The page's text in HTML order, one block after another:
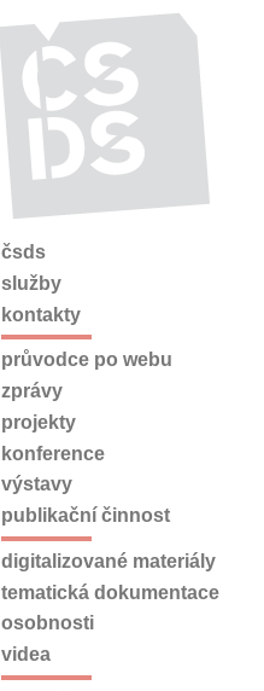
čsds
služby
kontakty
průvodce po webu
zprávy
projekty
konference
výstavy
publikační činnost
digitalizované materiály
tematická dokumentace
osobnosti
videa